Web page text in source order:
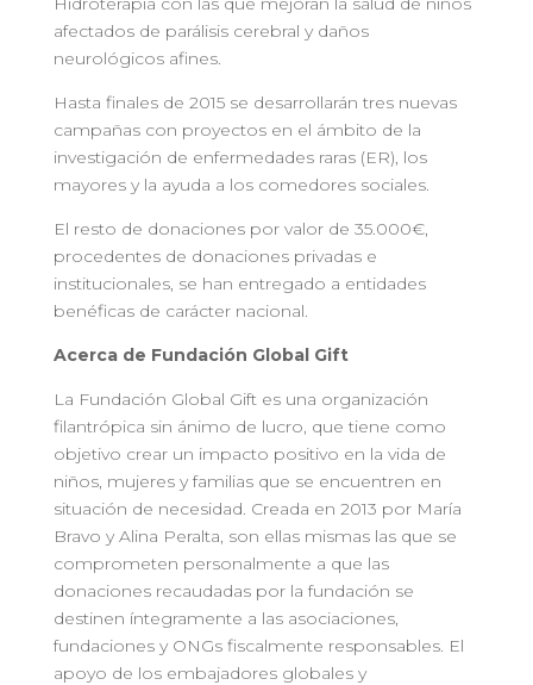
afectados de parálisis cerebral y daños
neurológicos afines.
Hasta finales de 2015 se desarrollarán tres nuevas
campañas con proyectos en el ámbito de la
investigación de enfermedades raras (ER), los
mayores y la ayuda a los comedores sociales.
El resto de donaciones por valor de 35.000€,
procedentes de donaciones privadas e
institucionales, se han entregado a entidades
benéficas de carácter nacional.
Acerca de Fundación Global Gift
La Fundación Global Gift es una organización
filantrópica sin ánimo de lucro, que tiene como
objetivo crear un impacto positivo en la vida de
niños, mujeres y familias que se encuentren en
situación de necesidad. Creada en 2013 por María
Bravo y Alina Peralta, son ellas mismas las que se
comprometen personalmente a que las
donaciones recaudadas por la fundación se
destinen íntegramente a las asociaciones,
fundaciones y ONGs fiscalmente responsables. El
apoyo de los embajadores globales y